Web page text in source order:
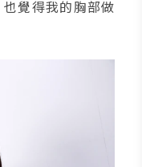
覺得我的胸部做